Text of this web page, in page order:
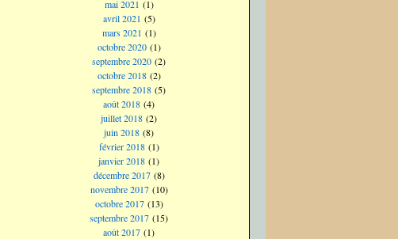
mai 2021 (1)
avril 2021 (5)
mars 2021 (1)
octobre 2020(1)
septembre 2020 (2)
octobre 2018(2)
septembre 2018 (5)
août 2018 (4)
juillet 2018 (2)
juin 2018 (8)
février 2018(1)
janvier 2018 (1)
décembre 2017(8)
novembre 2017(10)
octobre 2017(13)
septembre 2017 (15)
août 2017 (1)